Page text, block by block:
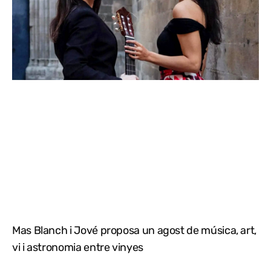
Mas Blanch i Jové proposa un agost de música, art,
vi i astronomia entre vinyes